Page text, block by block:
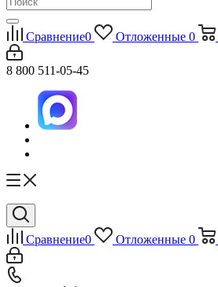
Сравнение0 Отложенные 0
8 800 511-05-45
Сравнение0 Отложенные 0